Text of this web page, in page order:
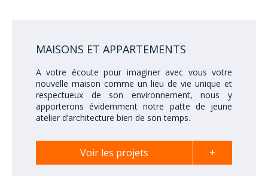
MAISONS ET APPARTEMENTS
A votre écoute pour imaginer avec vous votre
nouvelle maison comme un lieu de vie unique et
respectueux de son environnement, nous y
apporterons évidemment notre patte de jeune
atelier d’architecture bien de son temps.
Voir les projets +